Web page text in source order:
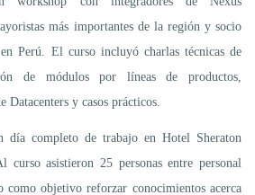
más importantes de la región y socio
Perú. El curso incluyó charlas técnicas de
de módulos por líneas de productos,
Datacenters y casos prácticos.
día completo de trabajo en Hotel Sheraton
asistieron 25 personas entre personal
objetivo reforzar conocimientos acerca